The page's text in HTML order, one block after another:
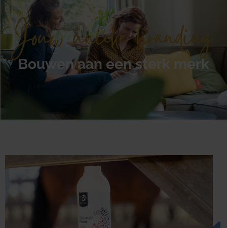
Jouw unieke branding
Bouwen aan een sterk merk